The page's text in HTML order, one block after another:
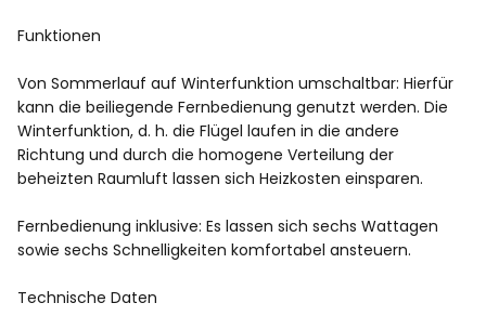
Funktionen
Von Sommerlauf auf Winterfunktion umschaltbar: Hierfür
kann die beiliegende Fernbedienung genutzt werden. Die
Winterfunktion, d. h. die Flügel laufen in die andere
Richtung und durch die homogene Verteilung der
beheizten Raumluft lassen sich Heizkosten einsparen.
Fernbedienung inklusive: Es lassen sich sechs Wattagen
sowie sechs Schnelligkeiten komfortabel ansteuern.
Technische Daten